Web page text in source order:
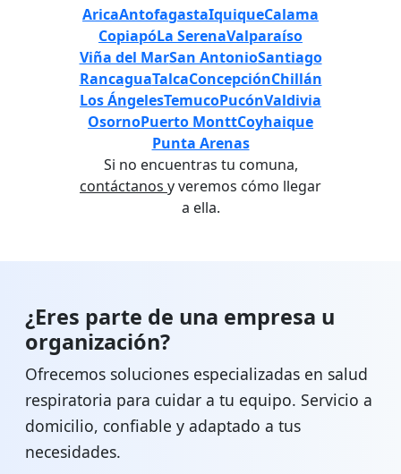
AricaAntofagastaIquiqueCalama
CopiapóLa SerenaValparaíso
Viña del MarSan AntonioSantiago
RancaguaTalcaConcepciónChillán
Los ÁngelesTemucoPucónValdivia
OsornoPuerto MonttCoyhaique
Punta Arenas
Si no encuentras tu comuna,
contáctanos y veremos cómo llegar
a ella.
¿Eres parte de una empresa u
organización?
Ofrecemos soluciones especializadas en salud
respiratoria para cuidar a tu equipo. Servicio a
domicilio, confiable y adaptado a tus
necesidades.